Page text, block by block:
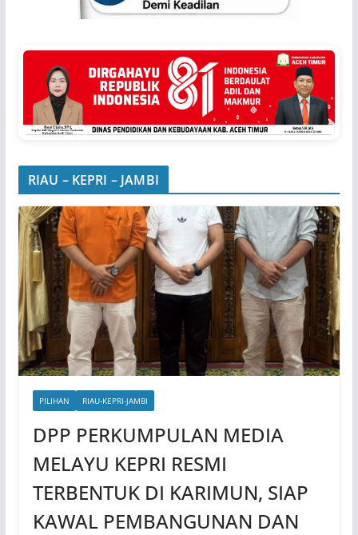
RIAU – KEPRI – JAMBI
PILIHAN RIAU-KEPRI-JAMBI
DPP PERKUMPULAN MEDIA
MELAYU KEPRI RESMI
TERBENTUK DI KARIMUN, SIAP
KAWAL PEMBANGUNAN DAN